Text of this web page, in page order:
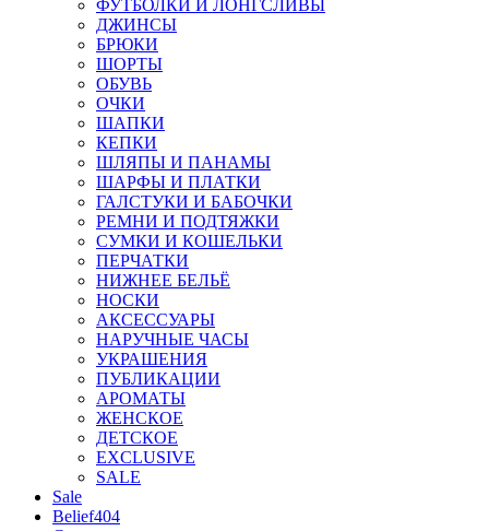
ФУТБОЛКИ И ЛОНГСЛИВЫ
ДЖИНСЫ
БРЮКИ
ШОРТЫ
ОБУВЬ
ОЧКИ
ШАПКИ
КЕПКИ
ШЛЯПЫ И ПАНАМЫ
ШАРФЫ И ПЛАТКИ
ГАЛСТУКИ И БАБОЧКИ
РЕМНИ И ПОДТЯЖКИ
СУМКИ И КОШЕЛЬКИ
ПЕРЧАТКИ
НИЖНЕЕ БЕЛЬЁ
НОСКИ
АКСЕССУАРЫ
НАРУЧНЫЕ ЧАСЫ
УКРАШЕНИЯ
ПУБЛИКАЦИИ
АРОМАТЫ
ЖЕНСКОЕ
ДЕТСКОЕ
EXCLUSIVE
SALE
Sale
Belief404